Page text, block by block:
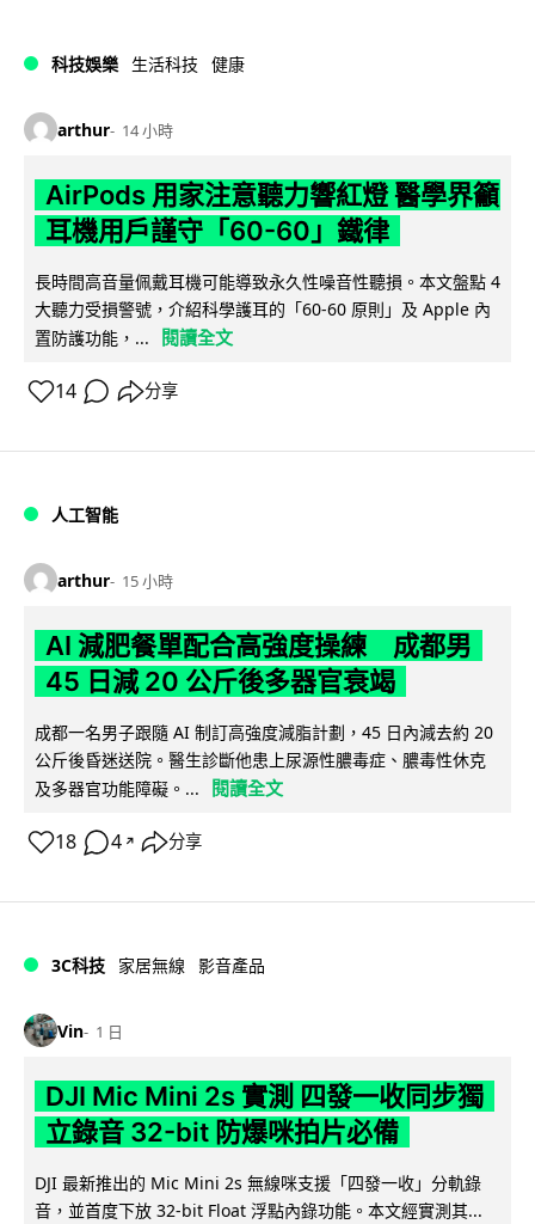
科技娛樂 生活科技 健康
arthur 14 小時
AirPods 用家注意聽力響紅燈 醫學界籲
耳機用戶謹守「60-60」鐵律
長時間高音量佩戴耳機可能導致永久性噪音性聽損。本文盤點 4
大聽力受損警號，介紹科學護耳的「60-60 原則」及 Apple 內
置防護功能，...
閱讀全文
14 分享
人工智能
arthur 15 小時
AI 減肥餐單配合高強度操練 成都男
45 日減 20 公斤後多器官衰竭
成都一名男子跟隨 AI 制訂高強度減脂計劃，45 日內減去約 20
公斤後昏迷送院。醫生診斷他患上尿源性膿毒症、膿毒性休克
及多器官功能障礙。...
閱讀全文
18 4 ↗ 分享
3C科技 家居無線 影音產品
Vin 1 日
DJI Mic Mini 2s 實測 四發一收同步獨
立錄音 32-bit 防爆咪拍片必備
DJI 最新推出的 Mic Mini 2s 無線咪支援「四發一收」分軌錄
音，並首度下放 32-bit Float 浮點內錄功能。本文經實測其...